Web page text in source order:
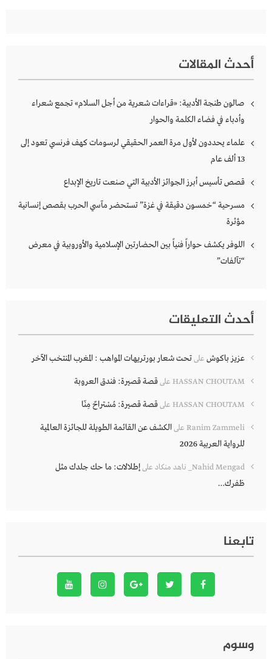
أحدث المقالات
صالون طنجة الأدبية: «قراءات شعرية من أجل السلام» تجمع شعراء
وأدباء في فضاء الكلمة والحوار
علماء يحددون لأول مرة العمر الحقيقي لرسومات كهف فرنسي تعود إلى
13 ألف عام
قصص تأسيس أبرز الجوائز الأدبية التي صنعت تاريخ الإبداع
مسرحية “خمسون دقيقة في غزة” تستحضر مآسي الحرب بقصص إنسانية
مؤثرة
اللوفر يكشف حواراً فنياً بين الحضارتين الإسلامية والأوروبية في معرض
“تآلفات”
أحدث التعليقات
عزيز باكوش علىتحت شعار بورتريهات المواهب : المغرب المنتخب الآخر
HASSAN CHOUTAM علىقصة قصيرة: فندق العروبة
HASSAN CHOUTAM علىقصة قصيرة: مُسْتراحٌ مِنّا
Ranim Zammeli علىالكشف عن القائمة الطويلة للجائزة العالمية
للرواية العربية 2026
Nahid Mengad_ ناهد منكاد علىإطلالات: ما حك جلدك مثل
ظفرك…
تابعنا
وسوم